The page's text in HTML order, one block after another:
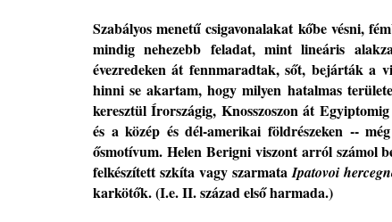
Szabályos menetű csigavonalakat kőbe vésni,
mindig nehezebb feladat, mint lineáris
évezredeken át fennmaradtak,sőt, bejárták a
hinni se akartam, hogy milyen hatalmas
keresztül Írországig, KnosszoszonátEgyiptomig
és a közép és dél-amerikai földrészeken --
ősmotívum. Helen Berigniviszont arról számol
felkészítettszkíta vagy szarmataIpatovoi
karkötők.(I.e. II. század első harmada.)